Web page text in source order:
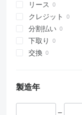
リース
クレジット
分割払い
下取り
交換
製造年
–